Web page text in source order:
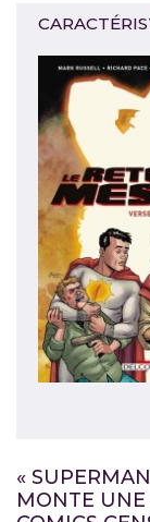
«
MONTE UNE